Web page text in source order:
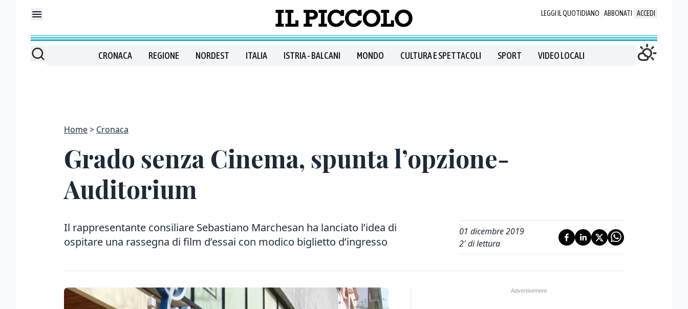
LEGGI IL QUOTIDIANO ABBONATI ACCEDI
CRONACA REGIONE NORDEST ITALIA ISTRIA - BALCANI MONDO CULTURA E SPETTACOLI SPORT VIDEO LOCALI
Home Cronaca
Grado senza Cinema, spunta l’opzione-
Auditorium
Il rappresentante consiliare Sebastiano Marchesan ha lanciato l’idea di
ospitare una rassegna di film d’essai con modico biglietto d’ingresso
01 dicembre 2019
2' di lettura